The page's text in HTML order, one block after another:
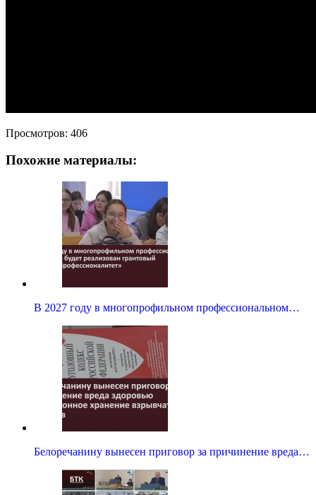
Просмотров: 406
Похожие материалы:
В 2027 году в многопрофильном профессиональном…
Белоречанину вынесен приговор за причинение вреда…